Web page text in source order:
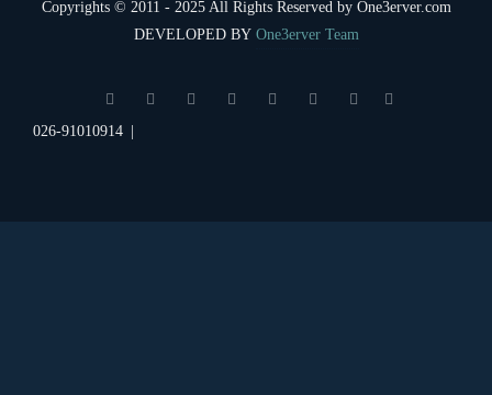
Copyrights © 2011 - 2025 All Rights Reserved by One3erver.com
One3erver Team
DEVELOPED BY
026-91010914